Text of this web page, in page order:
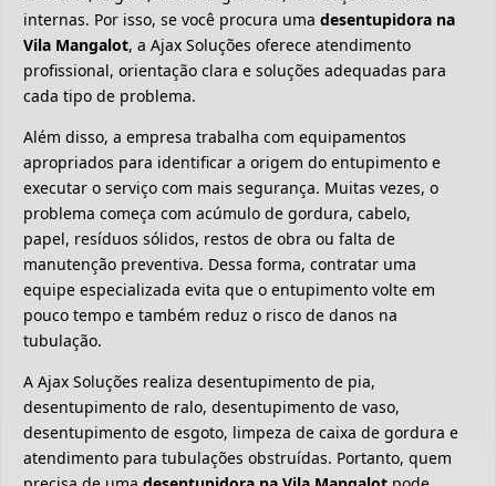
internas. Por isso, se você procura uma desentupidora na
Vila Mangalot, a Ajax Soluções oferece atendimento
profissional, orientação clara e soluções adequadas para
cada tipo de problema.
Além disso, a empresa trabalha com equipamentos
apropriados para identificar a origem do entupimento e
executar o serviço com mais segurança. Muitas vezes, o
problema começa com acúmulo de gordura, cabelo,
papel, resíduos sólidos, restos de obra ou falta de
manutenção preventiva. Dessa forma, contratar uma
equipe especializada evita que o entupimento volte em
pouco tempo e também reduz o risco de danos na
tubulação.
A Ajax Soluções realiza desentupimento de pia,
desentupimento de ralo, desentupimento de vaso,
desentupimento de esgoto, limpeza de caixa de gordura e
atendimento para tubulações obstruídas. Portanto, quem